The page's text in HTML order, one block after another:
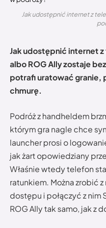
Jak udostępnić internet z
Jak udostępnić internet
albo ROG Ally zostaje
potrafi uratować granie,
chmurę.
Podróż z handheldem
którym gra nagle chce
launcher prosi o
jak żart opowiedziany
Właśnie wtedy telefon
ratunkiem. Można zrobić
dostępu i połączyć z nim
ROG Ally tak samo, jak z